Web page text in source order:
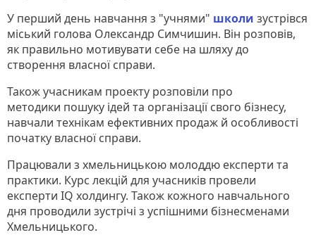
У перший день навчання з "учнями" школи зустрівся
міський голова Олександр Симчишин. Він розповів,
як правильно мотивувати себе на шляху до
створення власної справи.
Також учасникам проекту розповіли про
методики пошуку ідей та організації свого бізнесу,
навчали технікам ефективних продаж й особливості
початку власної справи.
Працювали з хмельницькою молоддю експерти та
практики. Курс лекцій для учасників провели
експерти IQ холдингу. Також кожного навчального
дня проводили зустрічі з успішними бізнесменами
Хмельницького.